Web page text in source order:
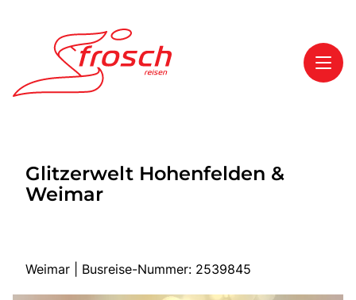
Highlights
Service
Glitzerwelt Hohenfelden &
Weimar
Weimar | Busreise-Nummer: 2539845